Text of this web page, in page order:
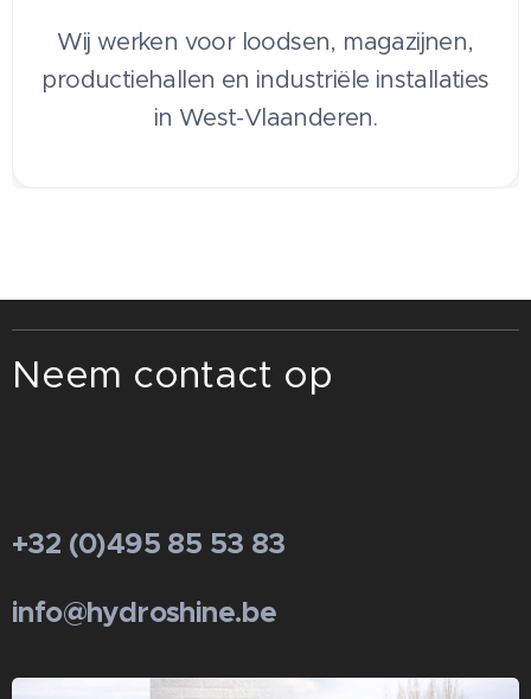
Wij werken voor loodsen, magazijnen,
productiehallen en industriële installaties
in West-Vlaanderen.
Neem contact op
+32 (0)495 85 53 83
info@hydroshine.be